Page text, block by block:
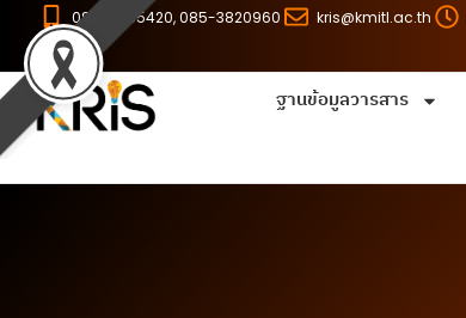
content
086-8255420, 085-3820960 kris@kmitl.ac.th
ฐานข้อมูลวารสาร